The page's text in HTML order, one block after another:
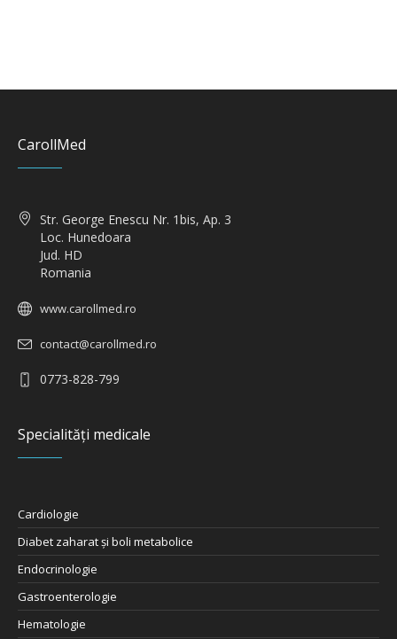
CarollMed
Str. George Enescu Nr. 1bis, Ap. 3
Loc. Hunedoara
Jud. HD
Romania
www.carollmed.ro
contact@carollmed.ro
0773-828-799
Specialități medicale
Cardiologie
Diabet zaharat şi boli metabolice
Endocrinologie
Gastroenterologie
Hematologie